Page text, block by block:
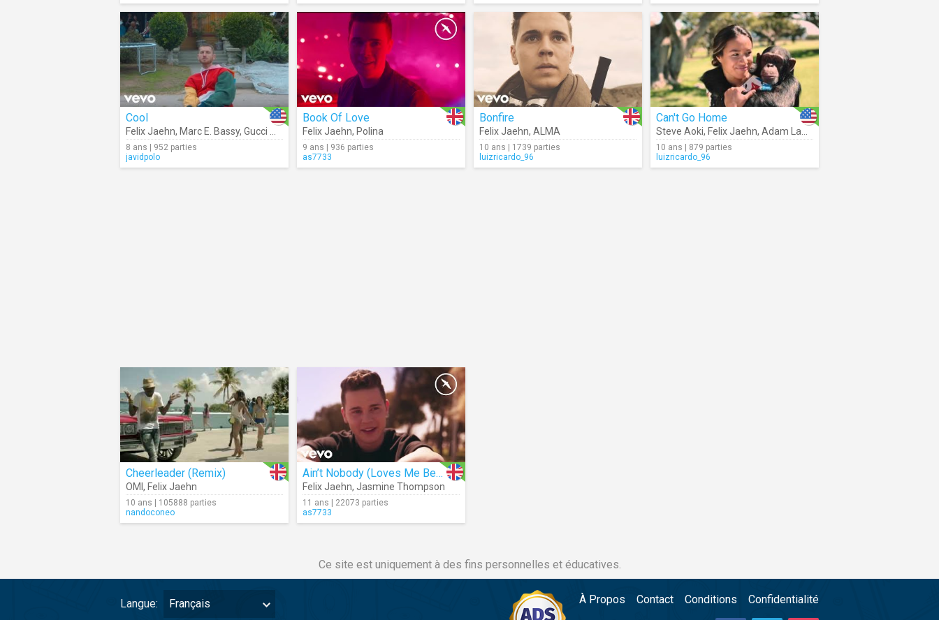
Cool
Felix Jaehn, Marc E. Bassy, Gucci Mane
8 ans | 952 parties
javidpolo
Book Of Love
Felix Jaehn, Polina
9 ans | 936 parties
as7733
Bonfire
Felix Jaehn, ALMA
10 ans | 1739 parties
luizricardo_96
Can't Go Home
Steve Aoki, Felix Jaehn, Adam Lambert
10 ans | 879 parties
luizricardo_96
Cheerleader (Remix)
OMI , Felix Jaehn
10 ans | 105888 parties
nandoconeo
Ain’t Nobody (Loves Me Better)
Felix Jaehn, Jasmine Thompson
11 ans | 22073 parties
as7733
Ce site est uniquement à des fins personnelles et éducatives.
Langue: Français À Propos Contact Conditions Confidentialité